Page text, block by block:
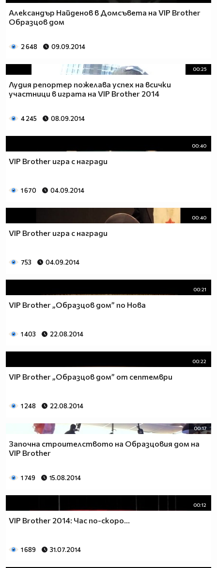
Александър Найденов в Домсъвета на VIP Brother
Образцов дом
2 648 09.09.2014
00:25
Лудия репортер пожелава успех на всички
участници в играта на VIP Brother 2014
4 245 08.09.2014
00:40
VIP Brother игра с награди
1 670 04.09.2014
00:40
VIP Brother игра с награди
753 04.09.2014
00:21
VIP Brother „Образцов дом” по Нова
1 403 22.08.2014
00:22
VIP Brother „Образцов дом” от септември
1 248 22.08.2014
00:17
Започна строителството на Образцовия дом на
VIP Brother
1 749 15.08.2014
00:12
VIP Brother 2014: Час по-скоро...
1 689 31.07.2014